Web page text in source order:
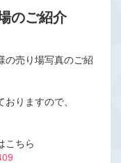
のご紹介
の売り場写真のご紹
りますので、
こちら